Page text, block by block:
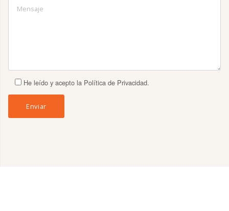
He leído y acepto la Política de Privacidad.